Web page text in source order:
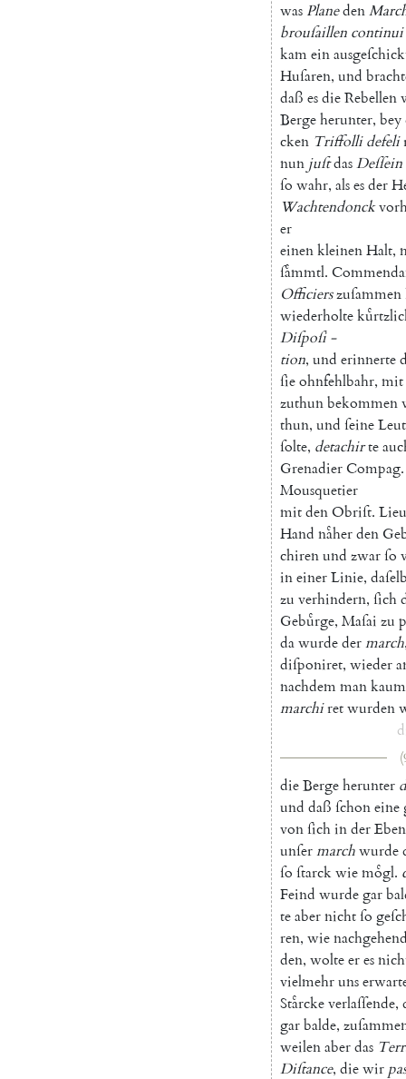
was Planeden
brouſaillen continui
kamein
Huſaren, und
daß esdieRebellen
Bergeherunter, bey
cken Triffolli defeli
nun juſtdasDeſſein
ſo wahr, alsesder
Wachtendonck
er
einenkleinenHalt,
ſaͤmmtl.
Officierszuſammen
wiederholte
Diſpoſi -
tion, und erinnerte
ſieohnfehlbahr, mit
zuthunbekommen
thun, und ſeine
ſolte, detachirte
GrenadierCompag.
Mousquetier
mitdenObriſt.
Hand naͤherden
chirenund zwarſo
ineinerLinie,
zu verhindern, ſich
Gebuͤrge, Maſai zu
dawurdedermarch
diſponiret, wieder
nachdemmankaum
marchiretwurden
dieBergeherunter
und daß ſchoneine
vonſichinder
unſermarchwurde
ſo ſtarckwiemoͤgl.
Feind wurdegar
teabernichtſo
ren, wie
den, wolteeres
vielmehruns
Staͤrckeverlaſſende,
garbalde,
weilenaberdas
Diſtance, diewir